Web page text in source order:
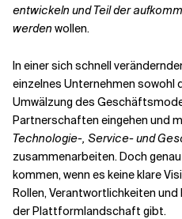
entwickeln und Teil der
werden wollen.
In einer sich schnell
einzelnes Unternehmen sowohl
Umwälzung des
Partnerschaften eingehen und
Technologie-, Service- und
zusammenarbeiten. Doch
kommen, wenn es keine klare
Rollen, Verantwortlichkeiten
der Plattformlandschaft gibt.